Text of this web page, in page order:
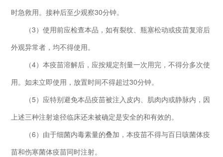
时急救用。接种后至少观察30分钟。
（3）使用前应检查本品，如有裂纹、瓶塞松动或疫苗复溶后
外观异常者，均不得使用。
（4）本疫苗溶解后，应按规定剂量一次用完，不得分多次使
用。如未立即使用，放置时间不得超过30分钟。
（5）应特别避免本品疫苗被注入皮内、肌肉内或静脉内，因
上述三种注射途径临床还未被确定是安全的和有效的。
（6）由于细菌内毒素量的叠加，本疫苗不得与百日咳菌体疫
苗和伤寒菌体疫苗同时注射。